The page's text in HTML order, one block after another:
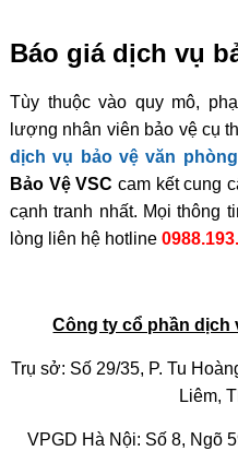
Báo giá dịch vụ
Tùy thuộc vào quy mô,
lượng nhân viên bảo vệ cụ
dịch vụ bảo vệ văn phòng
Bảo Vệ VSC cam kết cung
cạnh tranh nhất. Mọi thông
lòng liên hệ hotline
Công ty cổ phần dịch
Trụ sở: Số 29/35, P. Tu
Liêm,
VPGD Hà Nội: Số 8, Ngõ